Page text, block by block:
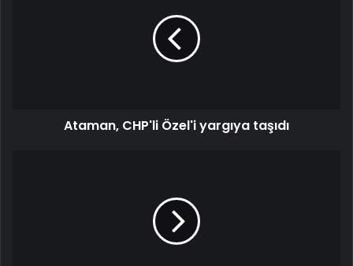
Ataman, CHP'li Özel'i yargıya taşıdı